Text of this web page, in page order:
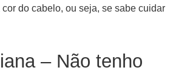
do cabelo, ou seja, se sabe cuidar
– Não tenho